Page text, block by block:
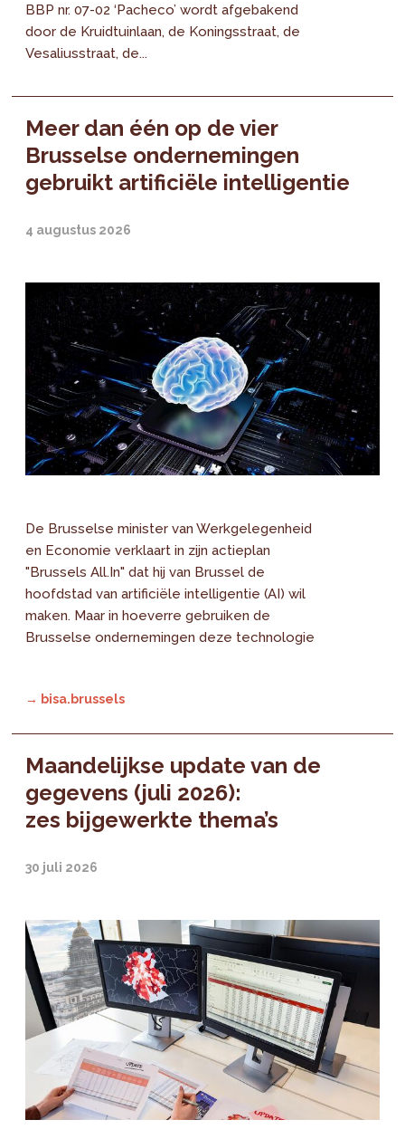
BBP nr. 07-02 ‘Pacheco’ wordt afgebakend
door de Kruidtuinlaan, de Koningsstraat, de
Vesaliusstraat, de...
Meer dan één op de vier
Brusselse ondernemingen
gebruikt artificiële intelligentie
4 augustus 2026
De Brusselse minister van Werkgelegenheid
en Economie verklaart in zijn actieplan
"Brussels All.In" dat hij van Brussel de
hoofdstad van artificiële intelligentie (AI) wil
maken. Maar in hoeverre gebruiken de
Brusselse ondernemingen deze technologie
→ bisa.brussels
Maandelijkse update van de
gegevens (juli 2026):
zes bijgewerkte thema’s
30 juli 2026